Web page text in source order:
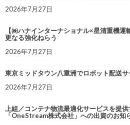
2026年7月27日
【㈱ハナインターナショナル×星清重機
更なる強化ねらう
2026年7月27日
東京ミッドタウン八重洲でロボット配送
2026年7月27日
上組／コンテナ物流最適化サービスを提
「OneStream株式会社」への出資のお知